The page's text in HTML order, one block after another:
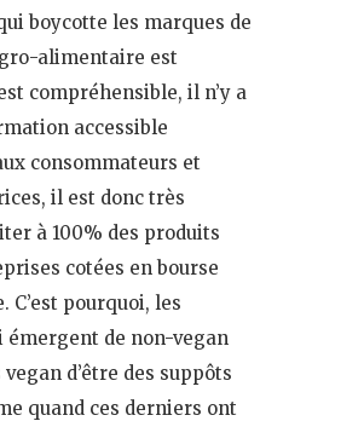
boycotte les marques de
alimentaire est
compréhensible, il n’y a
accessible
consommateurs et
il est donc très
à 100% des produits
cotées en bourse
C’est pourquoi, les
émergent de non-vegan
d’être des suppôts
quand ces derniers ont